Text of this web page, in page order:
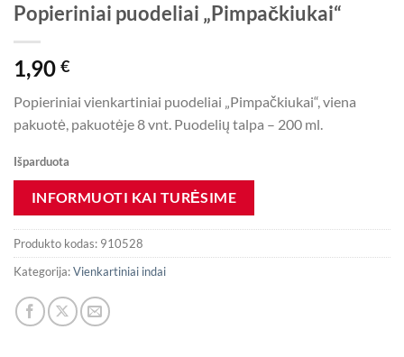
Popieriniai puodeliai „Pimpačkiukai“
1,90 €
Popieriniai vienkartiniai puodeliai „Pimpačkiukai“, viena
pakuotė, pakuotėje 8 vnt. Puodelių talpa – 200 ml.
Išparduota
Produkto kodas: 910528
Kategorija:Vienkartiniai indai